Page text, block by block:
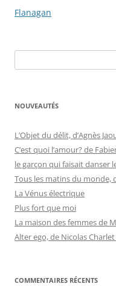
des
Flanagan
NOUVEAUTÉS
L’Objet du délit, d’Agnès
C’est quoi l’amour? de
le garçon qui faisait danser
Tous les matins du monde,
La Vénus électrique
Plus fort que moi
La maison des femmes de
Alter ego, de Nicolas
COMMENTAIRES RÉCENTS